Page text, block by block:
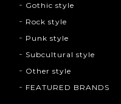
Gothic style
Rock style
Punk style
Subcultural style
Other style
FEATURED BRANDS